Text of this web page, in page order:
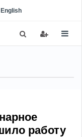
English
работу